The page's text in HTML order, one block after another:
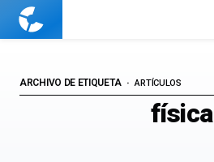
Cuaderno
física
ARCHIVO DE ETIQUETA ARTÍCULOS